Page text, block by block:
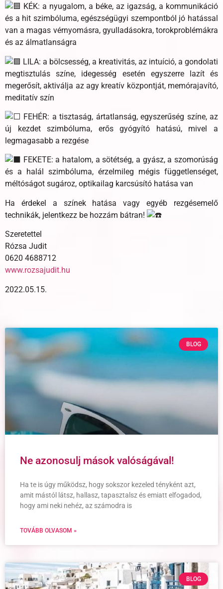
KÉK: a nyugalom, a béke, az igazság, a kommunikáció
és a hit szimbóluma, egészségügyi szempontból jó hatással
van a magas vérnyomásra, gyulladásokra, torokproblémákra
és az álmatlanságra
LILA: a bölcsesség, a kreativitás, az intuíció, a gondolati
megtisztulás színe, idegesség esetén egyszerre lazít és
megerősít, aktiválja az agy kreatív központját, memórajavító,
meditatív szín
FEHÉR: a tisztaság, ártatlanság, egyszerűség színe, az
új kezdet szimbóluma, erős gyógyító hatású, mivel a
legmagasabb a rezgése
FEKETE: a hatalom, a sötétség, a gyász, a szomorúság
és a halál szimbóluma, érzelmileg mégis függetlenséget,
méltóságot sugároz, optikailag karcsúsító hatása van
Ha érdekel a színek hatása vagy egyéb rezgésemelő
technikák, jelentkezz be hozzám bátran!
Szeretettel
Rózsa Judit
0620 4688712
www.rozsajudit.hu
2022.05.15.
BLOG
Ne azonosulj mások valóságával!
Ha te is úgy működsz, hogy sokszor kezeled tényként azt,
amit mástól látsz, hallasz, tapasztalsz és emiatt elfogadod,
hogy ami neki nehéz, az számodra is
TOVÁBB OLVASOM »
BLOG